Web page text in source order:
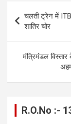
o
o
k
g
navigation
चलती ट्रेन में
शातिर चोर
मंत्रिमंडल
R.O.No :-